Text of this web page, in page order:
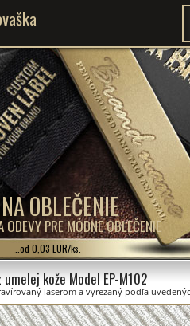
OBLEČENIE
PRE MÓDNE OBLEČENIE
...od 0,03 EUR/ks.
kože Model EP-M102
laserom a vyrezaný podľa